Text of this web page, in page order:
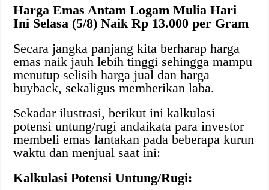
Harga Emas Antam Logam Mulia Hari
Ini Selasa (5/8) Naik Rp 13.000 per Gram
Secara jangka panjang kita berharap harga
emas naik jauh lebih tinggi sehingga mampu
menutup selisih harga jual dan harga
buyback, sekaligus memberikan laba.
Sekadar ilustrasi, berikut ini kalkulasi
potensi untung/rugi andaikata para investor
membeli emas lantakan pada beberapa kurun
waktu dan menjual saat ini:
Kalkulasi Potensi Untung/Rugi: